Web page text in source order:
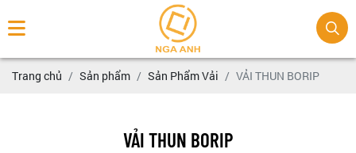
Trang chủ Sản phẩm Sản Phẩm Vải VẢI THUN BORIP
VẢI THUN BORIP